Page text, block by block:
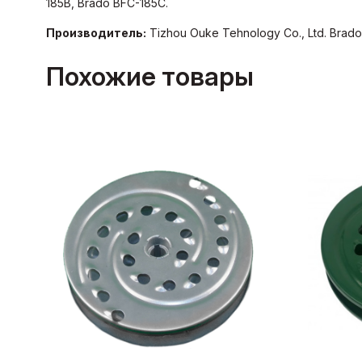
185B, Brado BFC-185C.
Производитель: Tizhou Ouke Tehnology Co., Ltd.
Похожие товары